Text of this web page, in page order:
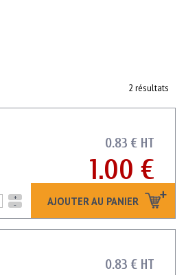
2 résultats
0.83 € HT
1.00 €
AJOUTER AU PANIER
+
-
0.83 € HT